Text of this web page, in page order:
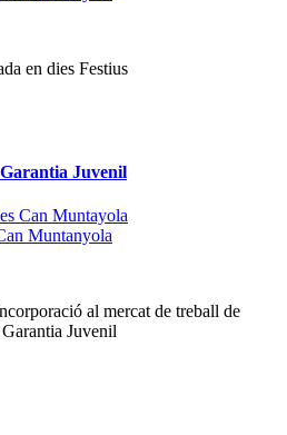
en dies Festius
Juvenil
Can Muntayola
Muntanyola
al mercat de treball de
Juvenil